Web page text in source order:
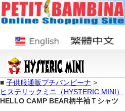
■ 子供服通販プチバンビーナ >
ヒステリックミニ（HYSTERIC MINI）
HELLO CAMP BEAR柄半袖Ｔシャツ